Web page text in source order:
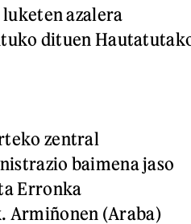
azalera
dituen
zentral
baimena jaso
Erronka
Armiñonen (Araba)